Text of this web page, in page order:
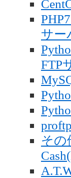
サー
FTP
その